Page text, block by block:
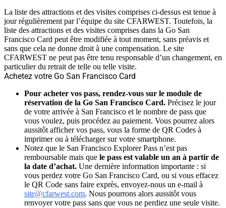
La liste des attractions et des visites comprises ci-dessus est tenue à
jour régulièrement par l’équipe du site CFARWEST. Toutefois, la
liste des attractions et des visites comprises dans la Go San
Francisco Card peut être modifiée à tout moment, sans préavis et
sans que cela ne donne droit à une compensation. Le site
CFARWEST ne peut pas être tenu responsable d’un changement, en
particulier du retrait de telle ou telle visite.
Achetez votre Go San Francisco Card
Pour acheter vos pass, rendez-vous sur le module de
réservation de la Go San Francisco Card. Précisez le jour
de votre arrivée à San Francisco et le nombre de pass que
vous voulez, puis procédez au paiement. Vous pourrez alors
aussitôt afficher vos pass, vous la forme de QR Codes à
imprimer ou à télécharger sur votre smartphone.
Notez que le San Francisco Explorer Pass n’est pas
remboursable mais que le pass est valable un an à partir de
la date d’achat. Une dernière information importante : si
vous perdez votre Go San Francisco Card, ou si vous effacez
le QR Code sans faire exprès, envoyez-nous un e-mail à
site@cfarwest.com. Nous pourrons alors aussitôt vous
renvoyer votre pass sans que vous ne perdiez une seule visite.